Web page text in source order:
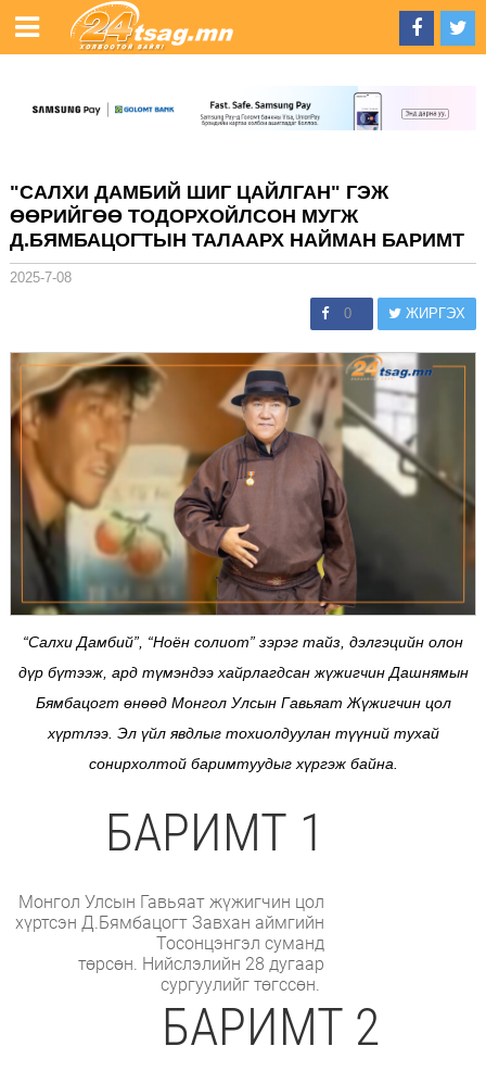
"САЛХИ ДАМБИЙ ШИГ ЦАЙЛГАН" ГЭЖ
ӨӨРИЙГӨӨ ТОДОРХОЙЛСОН МУГЖ
Д.БЯМБАЦОГТЫН ТАЛААРХ НАЙМАН БАРИМТ
2025-7-08
0 ЖИРГЭХ
“Салхи Дамбий”, “Ноён солиот” зэрэг тайз, дэлгэцийн олон
дүр бүтээж, ард түмэндээ хайрлагдсан жүжигчин Дашнямын
Бямбацогт өнөөд Монгол Улсын Гавьяат Жүжигчин цол
хүртлээ. Эл үйл явдлыг тохиолдуулан түүний тухай
сонирхолтой баримтуудыг хүргэж байна.
БАРИМТ 1
Монгол Улсын Гавьяат жүжигчин цол
хүртсэн Д.Бямбацогт Завхан аймгийн
Тосонцэнгэл суманд
төрсөн. Нийслэлийн 28 дугаар
сургуулийг төгссөн.
БАРИМТ 2